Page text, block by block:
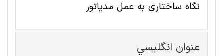
نگاه ساختاری به عمل مدیاتور
عنوان انگليسي